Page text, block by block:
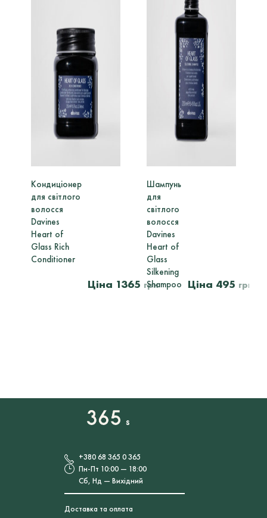
Кондиціонер
для світлого
волосся
Davines
Heart of
Glass Rich
Conditioner
1365 грн
Шампунь
для
світлого
волосся
Davines
Heart of
Glass
Silkening
Shampoo
495 грн
+380 68 365 0 365
Пн-Пт 10:00 — 18:00
Сб, Нд — Вихідний
Доставка та оплата